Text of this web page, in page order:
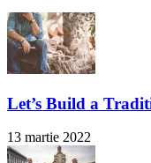
Let’s Build a
13 martie 2022